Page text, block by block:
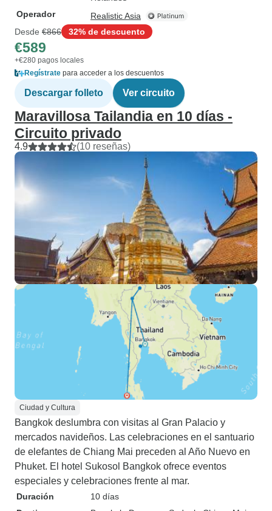
Operador
Realistic Asia
Desde €866 32% de descuento
€589
+€280 pagos locales
Regístrate para acceder a los descuentos
Descargar folleto Ver circuito
Maravillosa Tailandia en 10 días -
Circuito privado
4.9 (10 reseñas)
Ciudad y Cultura
Bangkok deslumbra con visitas al Gran Palacio y
mercados navideños. Las celebraciones en el santuario
de elefantes de Chiang Mai preceden al Año Nuevo en
Phuket. El hotel Sukosol Bangkok ofrece eventos
especiales y celebraciones frente al mar.
Duración
10 días